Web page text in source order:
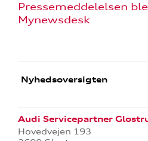
Pressemeddelelsen
Mynewsdesk
Nyhedsoversigten
Audi Servicepartner
Hovedvejen 193